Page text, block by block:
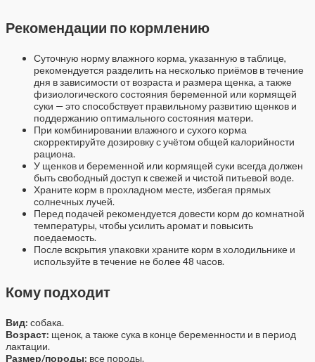
Рекомендации по кормлению
Суточную норму влажного корма, указанную в таблице,
рекомендуется разделить на несколько приёмов в течение
дня в зависимости от возраста и размера щенка, а также
физиологического состояния беременной или кормящей
суки — это способствует правильному развитию щенков и
поддержанию оптимального состояния матери.
При комбинировании влажного и сухого корма
скорректируйте дозировку с учётом общей калорийности
рациона.
У щенков и беременной или кормящей суки всегда должен
быть свободный доступ к свежей и чистой питьевой воде.
Храните корм в прохладном месте, избегая прямых
солнечных лучей.
Перед подачей рекомендуется довести корм до комнатной
температуры, чтобы усилить аромат и повысить
поедаемость.
После вскрытия упаковки храните корм в холодильнике и
используйте в течение не более 48 часов.
Кому подходит
Вид: собака.
Возраст: щенок, а также сука в конце беременности и в период
лактации.
Размер/породы: все породы.